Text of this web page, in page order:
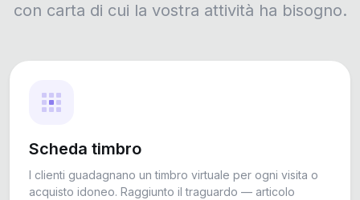
con carta di cui la vostra attività ha bisogno.
Scheda timbro
I clienti guadagnano un timbro virtuale per ogni visita o
acquisto idoneo. Raggiunto il traguardo — articolo